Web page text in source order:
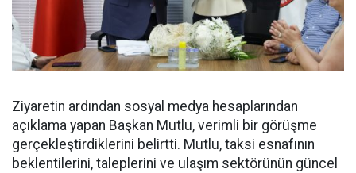
Ziyaretin ardından sosyal medya hesaplarından
açıklama yapan Başkan Mutlu, verimli bir görüşme
gerçekleştirdiklerini belirtti. Mutlu, taksi esnafının
beklentilerini, taleplerini ve ulaşım sektörünün güncel